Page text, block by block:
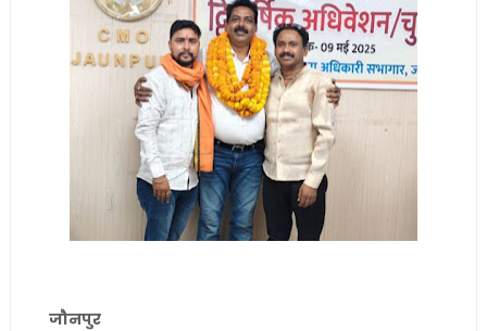
जौनपुर